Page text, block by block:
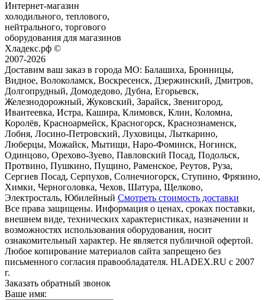
Интернет-магазин
холодильного, теплового,
нейтрального, торгового
оборудования для магазинов
Хладекс.рф ©
2007-2026
Доставим ваш заказ в города МО: Балашиха, Бронницы,
Видное, Волоколамск, Воскресенск, Дзержинский, Дмитров,
Долгопрудный, Домодедово, Дубна, Егорьевск,
Железнодорожный, Жуковский, Зарайск, Звенигород,
Ивантеевка, Истра, Кашира, Климовск, Клин, Коломна,
Королёв, Красноармейск, Красногорск, Краснознаменск,
Лобня, Лосино-Петровский, Луховицы, Лыткарино,
Люберцы, Можайск, Мытищи, Наро-Фоминск, Ногинск,
Одинцово, Орехово-Зуево, Павловский Посад, Подольск,
Протвино, Пушкино, Пущино, Раменское, Реутов, Руза,
Сергиев Посад, Серпухов, Солнечногорск, Ступино, Фрязино,
Химки, Черноголовка, Чехов, Шатура, Щелково,
Электросталь, Юбилейный Смотреть стоимость доставки
Все права защищены. Информация о ценах, сроках поставки,
внешнем виде, технических характеристиках, назначении и
возможностях использования оборудования, носит
ознакомительный характер. Не является публичной офертой.
Любое копирование материалов сайта запрещено без
письменного согласия правообладателя. HLADEX.RU c 2007
г.
Заказать обратный звонок
Ваше имя: